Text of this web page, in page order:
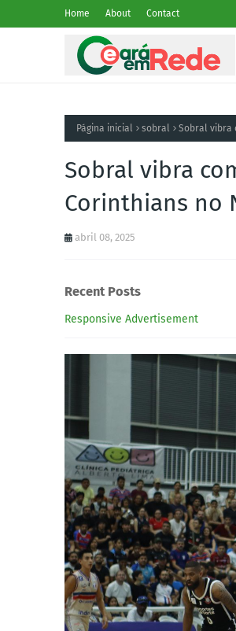
Home About Contact
Página inicial sobral Sobral vibra
Sobral vibra
Corinthians no
abril 08, 2025
Recent Posts
Responsive Advertisement